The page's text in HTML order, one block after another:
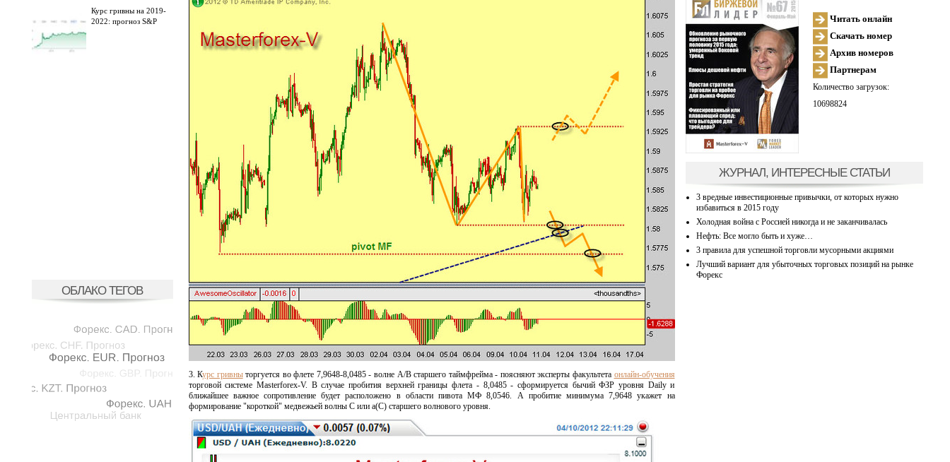
Курс гривны на 2019-
2022: прогноз S&P
ОБЛАКО ТЕГОВ
3.Курс гривныторгуется во флете 7,9648-8,0485 - волне А/В старшего таймфрейма - поясняют эксперты факультета онлайн-обучения
торговой системе Masterforex-V. В случае пробития верхней границы флета - 8,0485 - сформируется бычий ФЗР уровня Daily и
ближайшее важное сопротивление будет расположено в области пивота МФ 8,0546. А пробитие минимума 7,9648 укажет на
формирование "короткой" медвежьей волны С или а(С) старшего волнового уровня.
Читать онлайн
Скачать номер
Архив номеров
Партнерам
Количество загрузок:
10698824
ЖУРНАЛ, ИНТЕРЕСНЫЕ СТАТЬИ
3 вредные инвестиционные привычки, от которых нужно
избавиться в 2015 году
Холодная война с Россией никогда и не заканчивалась
Нефть: Все могло быть и хуже…
3 правила для успешной торговли мусорными акциями
Лучший вариант для убыточных торговых позиций на рынке
Форекс